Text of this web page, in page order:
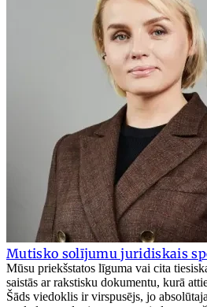
Mutisko solījumu juridiskais
Mūsu priekšstatos līguma vai cita
saistās ar rakstisku dokumentu, kurā
Šāds viedoklis ir virspusējs, jo